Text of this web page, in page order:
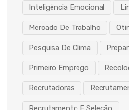
Inteligência Emocional
Mercado De Trabalho
Pesquisa De Clima
Primeiro Emprego
Recrutadoras
Recrutamento E Seleção